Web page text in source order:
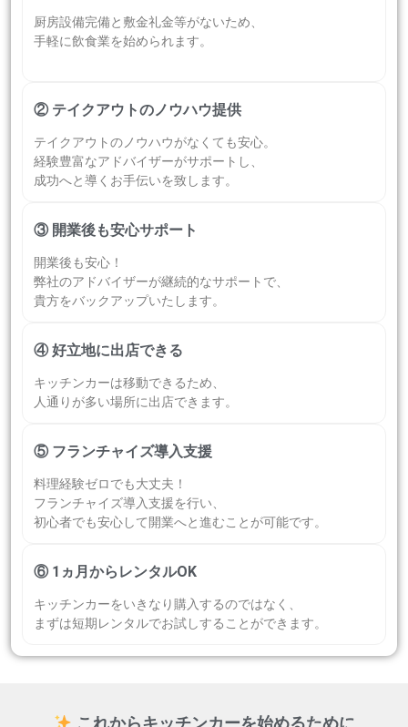
厨房設備完備と敷金礼金等がないため、
手軽に飲食業を始められます。
② テイクアウトのノウハウ提供
テイクアウトのノウハウがなくても安心。
経験豊富なアドバイザーがサポートし、
成功へと導くお手伝いを致します。
③ 開業後も安心サポート
開業後も安心！
弊社のアドバイザーが継続的なサポートで、
貴方をバックアップいたします。
④ 好立地に出店できる
キッチンカーは移動できるため、
人通りが多い場所に出店できます。
⑤ フランチャイズ導入支援
料理経験ゼロでも大丈夫！
フランチャイズ導入支援を行い、
初心者でも安心して開業へと進むことが可能です。
⑥ 1ヵ月からレンタルOK
キッチンカーをいきなり購入するのではなく、
まずは短期レンタルでお試しすることができます。